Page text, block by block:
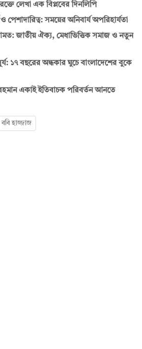
লেখা এক বিপ্লবের দিনলিপি
পেশাদারিত্ব: সময়ের অনিবার্য অপরিহার্যতা
জাতীয় ঐক্য, মেধাভিত্তিক সমাজ ও নতুন
১৭ বছরের অন্ধকার ঘুচে বাংলাদেশের বুকে
রহমান একাই ইতিবাচক পরিবর্তন আনতে
ববি হাজ্জাজ